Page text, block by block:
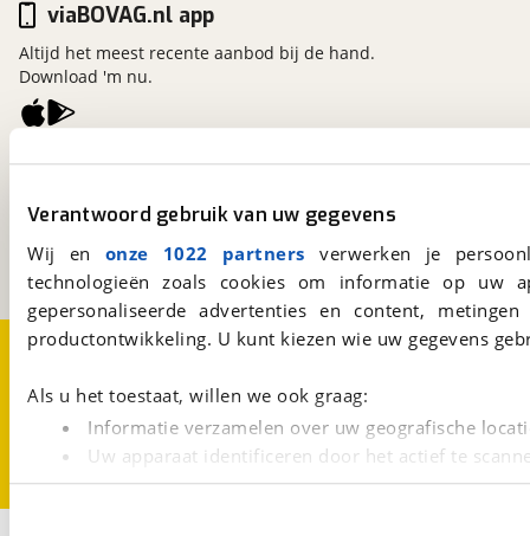
Verantwoord gebruik van uw gegevens
Wij en onze 1022 partners verwerken je
technologieën zoals cookies om informatie op
gepersonaliseerde advertenties en content,
productontwikkeling. U kunt kiezen wie uw gegevens
Als u het toestaat, willen we ook graag:
Informatie verzamelen over uw geografische
Uw apparaat identificeren door het actief te
Lees meer over hoe uw persoonlijke gegevens worden
viaBOVAG.nl
Kosterijland
3981 AJ Bunnik
Een initiatief van
BOVAG
viaBOVAG.nl app
Altijd het meest recente aanbod bij de hand.
Download 'm nu.
Over viaBOVAG.nlDisclaimer- en Privacyverklaring